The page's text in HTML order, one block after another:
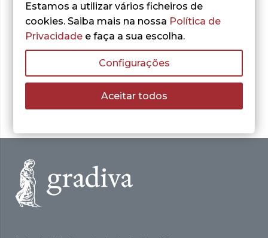
Alameda da Dança
original
preço
atual
7,70 €.
Estamos a utilizar vários ficheiros de
cookies. Saiba mais na nossa Política de
Privacidade e faça a sua escolha.
Configurações
Aceitar todos